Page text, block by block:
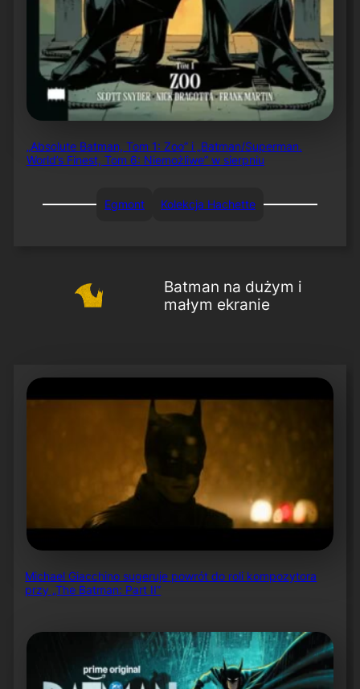
„Absolute Batman, Tom 1: Zoo” i „Batman/Superman.
World’s Finest, Tom 6: Niemożliwe” w sierpniu
Egmont Kolekcja Hachette
Batman na dużym i
małym ekranie
Michael Giacchino sugeruje powrót do roli kompozytora
przy „The Batman: Part II”